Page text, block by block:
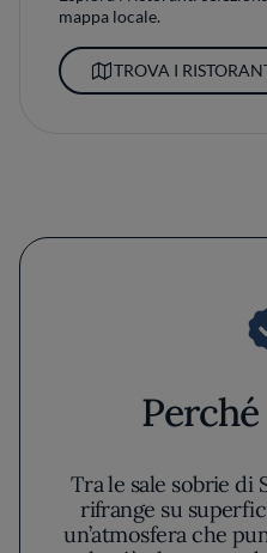
mappa locale.
TROVA I
Tra le sale sobrie di
rifrange su
un’atmosfera che